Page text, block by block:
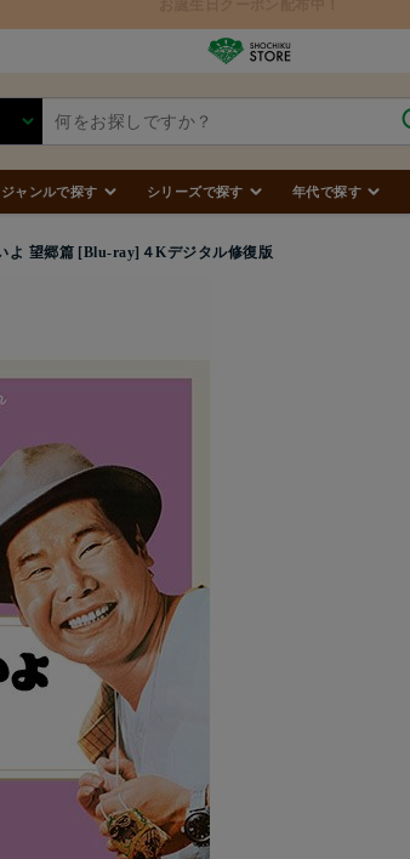
ジャンルで探す シリーズで探す 年代で探す
よ 望郷篇 [Blu-ray]４Kデジタル修復版